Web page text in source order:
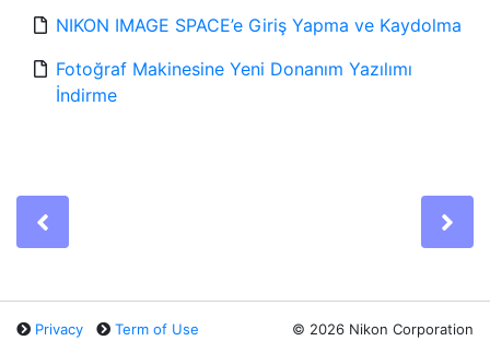
NIKON IMAGE SPACE’e Giriş Yapma ve Kaydolma
Fotoğraf Makinesine Yeni Donanım Yazılımı
İndirme
Privacy Term of Use © 2026 Nikon Corporation